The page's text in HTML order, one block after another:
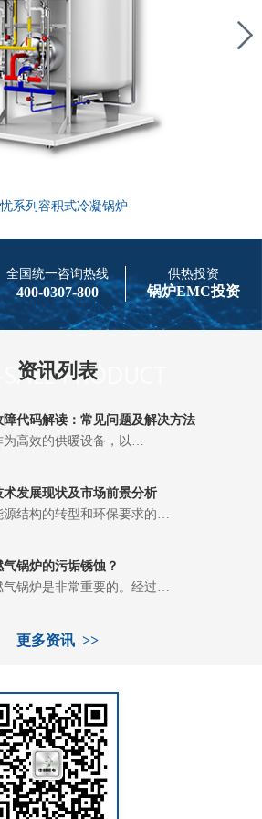
系列容积式冷凝锅炉
全国统一咨询热线
400-0307-800
供热投资
锅炉EMC投资
资讯列表
障代码解读：常见问题及解决方法
为高效的供暖设备，以…
术发展现状及市场前景分析
源结构的转型和环保要求的…
锅炉的污垢锈蚀？
气锅炉是非常重要的。经过…
更多资讯 >>